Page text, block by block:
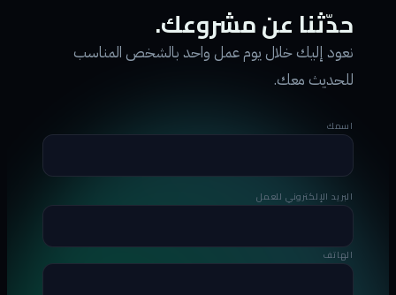
حدّثنا عن مشروعك.
نعود إليك خلال يوم عمل واحد بالشخص المناسب
للحديث معك.
اسمك
البريد الإلكتروني للعمل
الهاتف